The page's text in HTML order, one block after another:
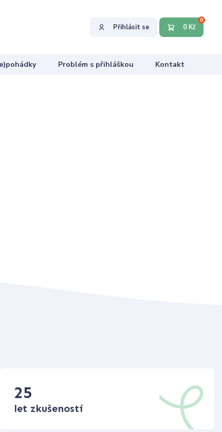
Přihlásit se 0 Kč
0
Problém s přihláškou Kontakt
25
let zkušeností